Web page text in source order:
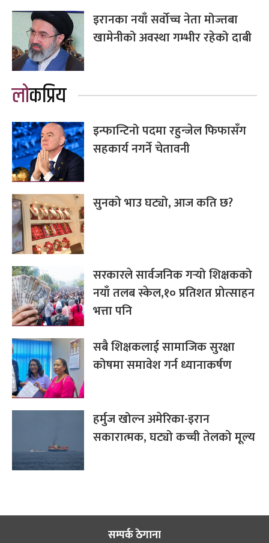
इरानका नयाँ सर्वोच्च नेता मोज्तबा
खामेनीको अवस्था गम्भीर रहेको दाबी
लोकप्रिय
इन्फान्टिनो पदमा रहुन्जेल फिफासँग
सहकार्य नगर्ने चेतावनी
सुनको भाउ घट्यो, आज कति छ?
सरकारले सार्वजनिक गर्‍यो शिक्षकको
नयाँ तलब स्केल,१० प्रतिशत प्रोत्साहन
भत्ता पनि
सबै शिक्षकलाई सामाजिक सुरक्षा
कोषमा समावेश गर्न ध्यानाकर्षण
हर्मुज खोल्न अमेरिका-इरान
सकारात्मक, घट्यो कच्ची तेलको मूल्य
सम्पर्क ठेगाना